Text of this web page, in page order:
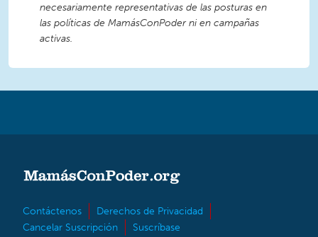
necesariamente representativas de las posturas en
las políticas de MamásConPoder ni en campañas
activas.
Contáctenos
Derechos de Privacidad
Cancelar Suscripción
Suscríbase